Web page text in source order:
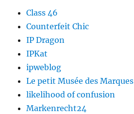
Class 46
Counterfeit Chic
IP Dragon
IPKat
ipweblog
Le petit Musée des Marques
likelihood of confusion
Markenrecht24